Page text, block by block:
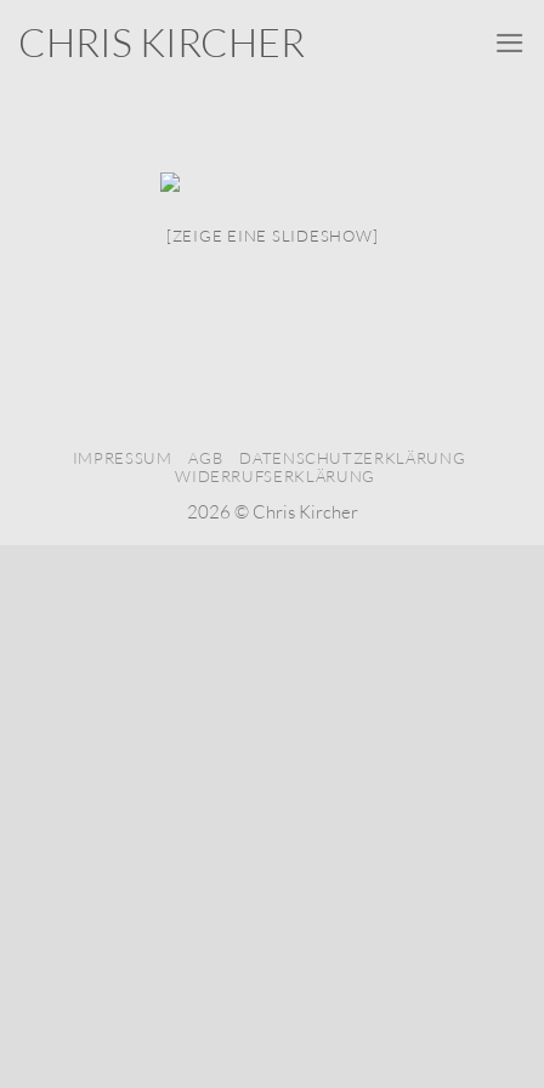
InhaltCHRIS KIRCHER
[ZEIGE EINE SLIDESHOW]
IMPRESSUM AGB
DATENSCHUTZERKLÄRUNG
WIDERRUFSERKLÄRUNG
2026 © Chris Kircher